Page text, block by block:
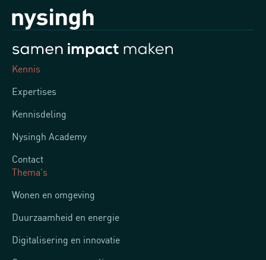
Kennis
Expertises
Kennisdeling
Nysingh Academy
Contact
Thema's
Wonen en omgeving
Duurzaamheid en energie
Digitalisering en innovatie